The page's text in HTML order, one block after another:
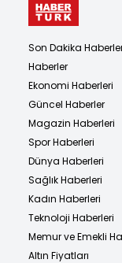
Son Dakika
Haberler
Ekonomi Haberleri
Güncel Haberler
Magazin Haberleri
Spor Haberleri
Dünya Haberleri
Sağlık Haberleri
Kadın Haberleri
Teknoloji Haberleri
Memur ve Emekli
Altın Fiyatları